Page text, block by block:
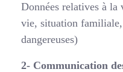
Données relatives à la
vie, situation familiale,
dangereuses)
2- Communication